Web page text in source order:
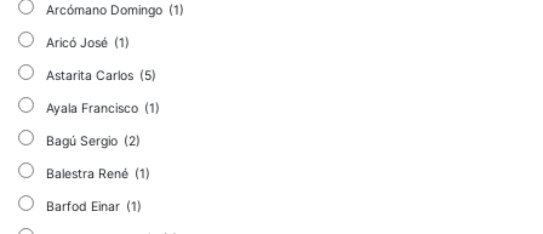
Arcómano Domingo (1)
Aricó José (1)
Astarita Carlos (5)
Ayala Francisco (1)
Bagú Sergio (2)
Balestra René (1)
Barfod Einar (1)